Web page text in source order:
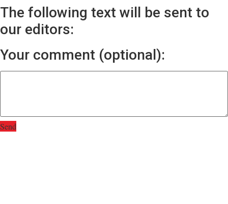
The following text will be sent to
our editors:
Your comment (optional):
Send